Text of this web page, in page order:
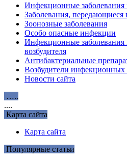
Инфекционные заболевания
Заболевания,
Зоонозные заболевания
Особо опасные инфекции
Инфекционные заболевания
возбудителя
Антибактериальные
Возбудители инфекционных
Новости сайта
…..
....
Карта сайта
Карта сайта
Популярные статьи